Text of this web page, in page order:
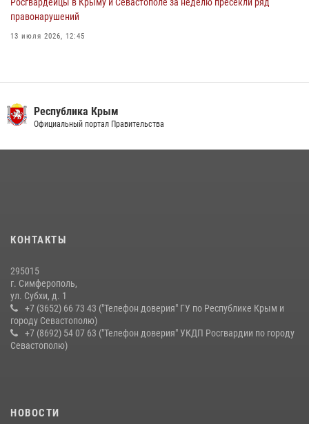
правонарушений
13 июля 2026, 12:45
В Ялте росгвардейцы задержали подозреваемого в краже
Республика Крым
Официальный портал Правительства
КОНТАКТЫ
295015
г. Симферополь,
ул. Субхи, д. 1
+7 (3652) 66 73 43 ("Телефон доверия" ГУ по Республике Крым и
городу Севастополю)
+7 (8692) 54 07 63 ("Телефон доверия" УКДП Росгвардии по городу
Севастополю)
НОВОСТИ